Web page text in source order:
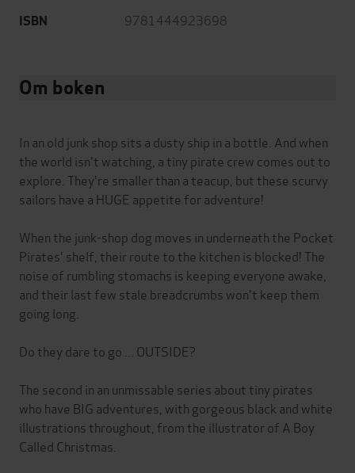
ISBN 9781444923698
Om boken
In an old junk shop sits a dusty ship in a bottle. And when
the world isn't watching, a tiny pirate crew comes out to
explore. They're smaller than a teacup, but these scurvy
sailors have a HUGE appetite for adventure!
When the junk-shop dog moves in underneath the Pocket
Pirates' shelf, their route to the kitchen is blocked! The
noise of rumbling stomachs is keeping everyone awake,
and their last few stale breadcrumbs won't keep them
going long.
Do they dare to go ... OUTSIDE?
The second in an unmissable series about tiny pirates
who have BIG adventures, with gorgeous black and white
illustrations throughout, from the illustrator of A Boy
Called Christmas.